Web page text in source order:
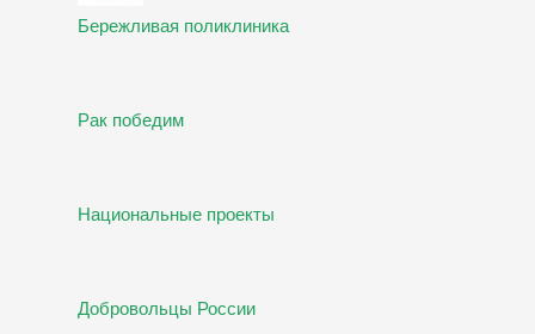
Бережливая поликлиника
Рак победим
Национальные проекты
Добровольцы России